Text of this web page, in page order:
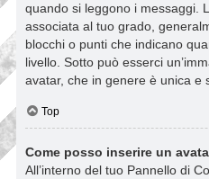
quando si leggono i messaggi.
associata al tuo grado,
blocchi o punti che indicano
livello. Sotto può esserci
avatar, che in genere è unica e
Top
Come posso inserire un
All’interno del tuo Pannello di